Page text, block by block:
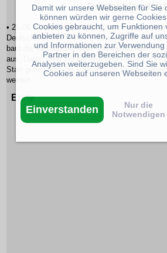
Deutschland
• 26.06.17 Die Telekom bringt am heutigen
Deutschland ihre ersten Servicepakete für
baut die Verfügbarkeit der schmalbandigen
aus. Damit stellt sie die Weichen für den 5G-
Start gehen soll. So können zum Beispiel
werden.
Erste
Damit wir unsere Webseiten für
können würden wir gerne
Cookies gebraucht, um Funktionen
anbieten zu können, Zugriffe auf
und Informationen zur
Partner in den Bereichen der
Analysen weiterzugeben. Sind Sie
Cookies auf unseren Webseiten
Einverstanden
Nur die
Notwendigen